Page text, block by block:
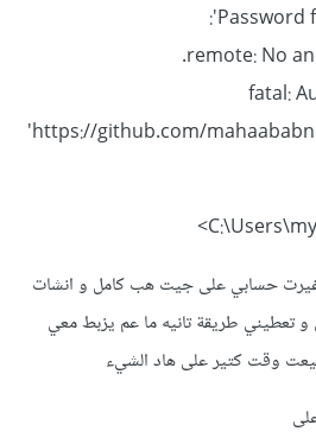
remote: No
fatal:
'https://github.com/
حسابي على جيت هب كامل و انشات
طريقة تانيه ما عم يزبط معي
وقت كتير على هاد الشيء